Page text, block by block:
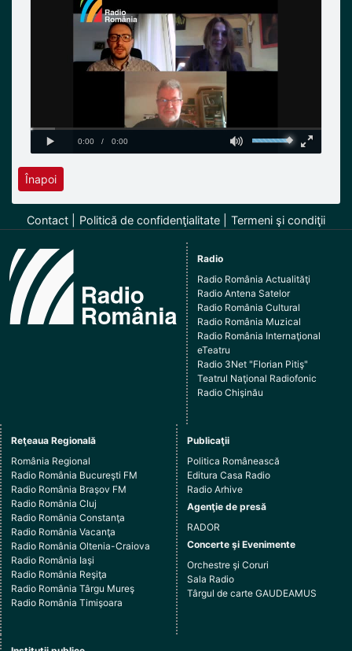
Înapoi
Contact Politică de confidenţialitate Termeni şi condiţii
Radio
Radio România Actualităţi
Radio Antena Satelor
Radio România Cultural
Radio România Muzical
Radio România Internaţional
eTeatru
Radio 3Net "Florian Pitiş"
Teatrul Naţional Radiofonic
Radio Chişinău
Reţeaua Regională
România Regional
Radio România Bucureşti FM
Radio România Braşov FM
Radio România Cluj
Radio România Constanţa
Radio România Vacanţa
Radio România Oltenia-Craiova
Radio România Iaşi
Radio România Reşiţa
Radio România Târgu Mureş
Radio România Timişoara
Publicaţii
Politica Românească
Editura Casa Radio
Radio Arhive
Agenţie de presă
RADOR
Concerte şi Evenimente
Orchestre şi Coruri
Sala Radio
Târgul de carte GAUDEAMUS